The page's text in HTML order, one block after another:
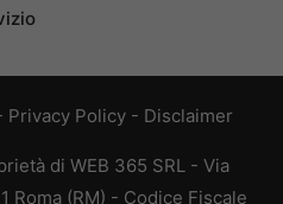
Privacy Policy - Disclaimer
di WEB 365 SRL - Via
Roma (RM) - Codice Fiscale